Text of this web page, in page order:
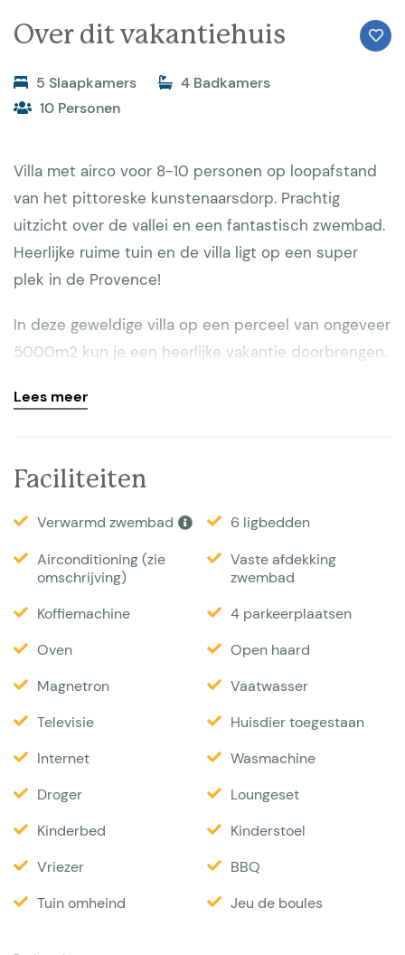
Over dit vakantiehuis
5 Slaapkamers
4 Badkamers
10 Personen
Villa met airco voor 8-10 personen op loopafstand
van het pittoreske kunstenaarsdorp. Prachtig
uitzicht over de vallei en een fantastisch zwembad.
Heerlijke ruime tuin en de villa ligt op een super
plek in de Provence!
In deze geweldige villa op een perceel van ongeveer
5000m2 kun je een heerlijke vakantie doorbrengen.
Op de terrassen en rond het grote zwembad (12x6)
kinderen om te spelen. Het zwembad is bijzonder
mooi ontworpen met groene tegels en past
omgeving. De oriëntatie is zuid-west, dus er is de
verzoek verwarmd worden en is uitgerust met een
elektrisch afdekzeil. De avonden kun je met de hele
groep doorbrengen onder het overdekte terras. Er
Een Green Egg BBQ is beschikbaar voor je
barbecue-avonden. Het terrein biedt veel privacy,
is omheind, heeft een automatische poort en
petanquebaan. Een sauna met uitzicht op de tuin is
beschikbaar op aanvraag. Vanaf het huis ben je in
een paar minuten op het strand van de badplaats
Lees meer
Faciliteiten
Verwarmd zwembad
6 ligbedden
Airconditioning (zie
omschrijving)
Vaste afdekking
zwembad
Koffiemachine
4 parkeerplaatsen
Oven
Open haard
Magnetron
Vaatwasser
Televisie
Huisdier toegestaan
Internet
Wasmachine
Droger
Loungeset
Kinderbed
Kinderstoel
Vriezer
BBQ
Tuin omheind
Jeu de boules